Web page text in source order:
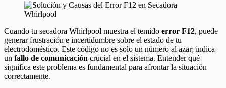
Cuando tu secadora Whirlpool muestra el temido error F12, puede
generar frustración e incertidumbre sobre el estado de tu
electrodoméstico. Este código no es solo un número al azar; indica
un fallo de comunicación crucial en el sistema. Entender qué
significa este problema es fundamental para afrontar la situación
correctamente.